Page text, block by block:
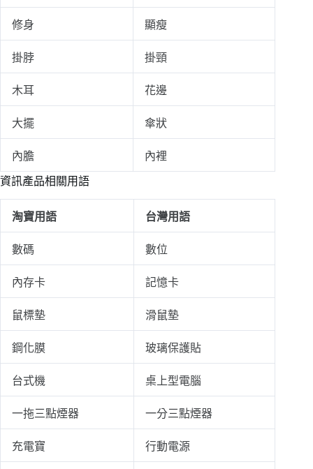
修身 顯瘦
掛脖 掛頸
木耳 花邊
大擺 傘狀
內膽 內裡
資訊產品相關用語
淘寶用語 台灣用語
數碼 數位
內存卡 記憶卡
鼠標墊 滑鼠墊
鋼化膜 玻璃保護貼
台式機 桌上型電腦
一拖三點煙器 一分三點煙器
充電寶 行動電源